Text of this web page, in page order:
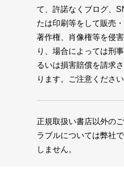
て、許諾なくブログ、
たは印刷等をして販売
著作権、肖像権等を侵
り、場合によっては刑
るいは損害賠償を請求
ります。ご注意ください
正規取扱い書店以外の
ラブルについては弊社
しません。